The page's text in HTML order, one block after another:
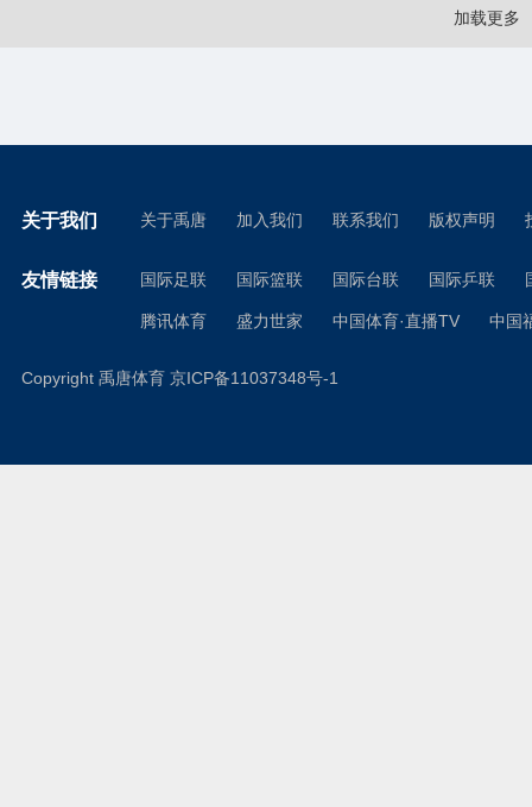
加载更多
关于我们 关于禹唐 加入我们 联系我们 版权声明
友情链接 国际足联 国际篮联 国际台联 国际乒联
腾讯体育 盛力世家 中国体育·直播TV 中国
Copyright 禹唐体育 京ICP备11037348号-1